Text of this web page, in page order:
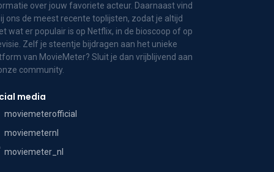
over jouw favoriete acteur. Daarnaast vind
ons de meest recente toplijsten, zodat je altijd
wat er populair is op Netflix, in de bioscoop of op
Zelf je steentje bijdragen aan het unieke
van MovieMeter? Sluit je dan vrijblijvend aan
community.
media
moviemeterofficial
moviemeternl
moviemeter_nl